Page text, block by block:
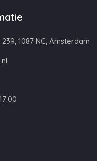
1087 NC, Amsterdam